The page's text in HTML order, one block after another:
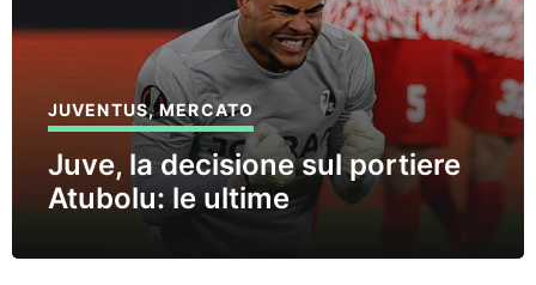
JUVENTUS,MERCATO
Juve, la decisione sul portiere
Atubolu: le ultime